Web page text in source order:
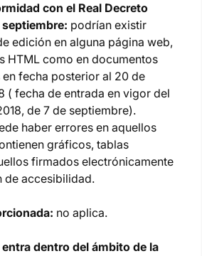
con el Real Decreto
septiembre: podrían existir
edición en alguna página web,
HTML como en documentos
fecha posterior al 20 de
( fecha de entrada en vigor del
de 7 de septiembre).
haber errores en aquellos
gráficos, tablas
firmados electrónicamente
de accesibilidad.
no aplica.
dentro del ámbito de la